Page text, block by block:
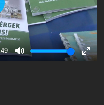
Mute
Enter